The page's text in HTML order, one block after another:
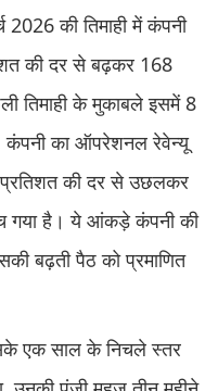
की तिमाही में कंपनी
की दर से बढ़कर 168
तिमाही के मुकाबले इसमें 8
कंपनी का ऑपरेशनल रेवेन्यू
की दर से उछलकर
गया है। ये आंकड़े कंपनी की
बढ़ती पैठ को प्रमाणित
एक साल के निचले स्तर